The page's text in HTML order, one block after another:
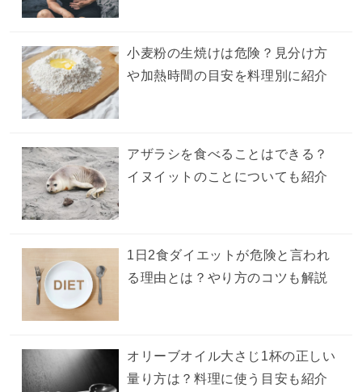
小麦粉の生焼けは危険？見分け方
や加熱時間の目安を料理別に紹介
アザラシを食べることはできる？
イヌイットのことについても紹介
1日2食ダイエットが危険と言われ
る理由とは？やり方のコツも解説
オリーブオイル大さじ1杯の正しい
量り方は？料理に使う目安も紹介